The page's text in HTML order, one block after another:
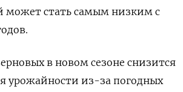
может стать самым низким с
в новом сезоне снизится
урожайности из-за погодных